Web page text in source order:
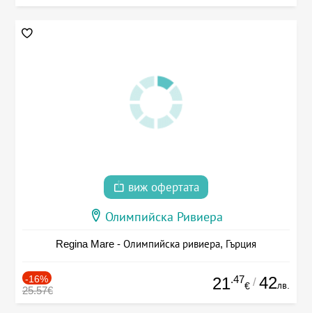
виж офертата
Олимпийска Ривиера
Regina Mare - Олимпийска ривиера, Гърция
-16%
25.57€ 21.47
€ / 42лв.